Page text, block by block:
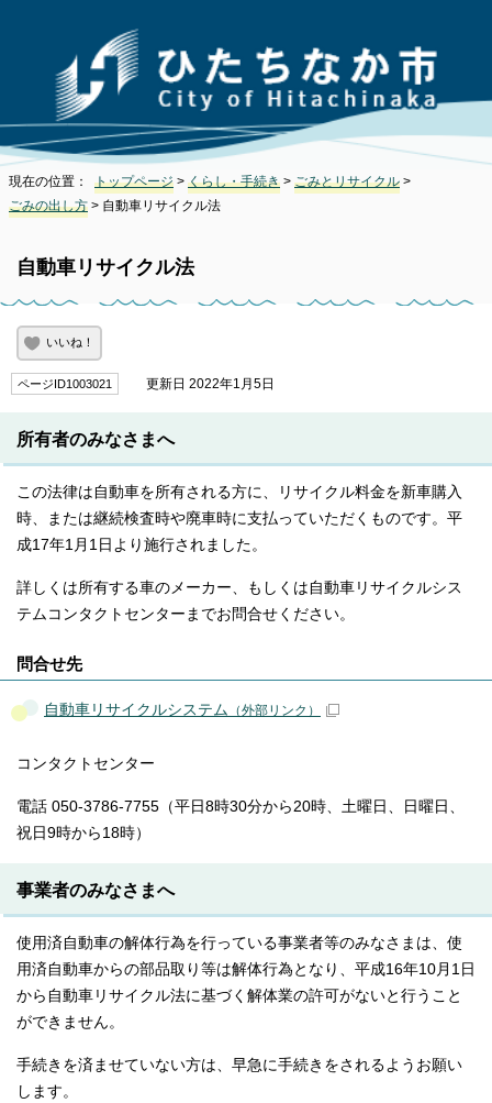
現在の位置： トップページ > くらし・手続き > ごみとリサイクル >
ごみの出し方 > 自動車リサイクル法
自動車リサイクル法
いいね！
ページID1003021 更新日 2022年1月5日
所有者のみなさまへ
この法律は自動車を所有される方に、リサイクル料金を新車購入
時、または継続検査時や廃車時に支払っていただくものです。平
成17年1月1日より施行されました。
詳しくは所有する車のメーカー、もしくは自動車リサイクルシス
テムコンタクトセンターまでお問合せください。
問合せ先
自動車リサイクルシステム （外部リンク）
コンタクトセンター
電話 050-3786-7755（平日8時30分から20時、土曜日、日曜日、
祝日9時から18時）
事業者のみなさまへ
使用済自動車の解体行為を行っている事業者等のみなさまは、使
用済自動車からの部品取り等は解体行為となり、平成16年10月1日
から自動車リサイクル法に基づく解体業の許可がないと行うこと
ができません。
手続きを済ませていない方は、早急に手続きをされるようお願い
します。